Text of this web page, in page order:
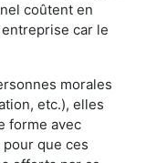
coûtent en
car le
morales
etc.), elles
forme avec
pour que ces